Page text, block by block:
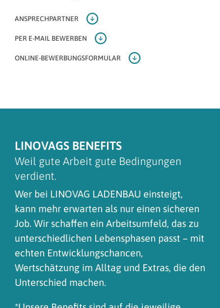
ANSPRECHPARTNER
PER E-MAIL BEWERBEN
ONLINE-BEWERBUNGSFORMULAR
LINOVAGS BENEFITS
Weil gute Arbeit gute Bedingungen
verdient.
Wer bei LINOVAG LADENBAU einsteigt,
kann mehr erwarten als nur einen sicheren
Job. Wir schaffen ein Arbeitsumfeld, das zu
unterschiedlichen Lebensphasen passt – mit
echten Entwicklungschancen,
Wertschätzung im Alltag und Extras, die den
Unterschied machen.